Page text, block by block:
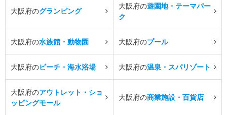
大阪府のグランピング
大阪府の遊園地・テーマパー
ク
大阪府の水族館・動物園 大阪府のプール
大阪府のビーチ・海水浴場 大阪府の温泉・スパリゾート
大阪府のアウトレット・ショ
ッピングモール
大阪府の商業施設・百貨店